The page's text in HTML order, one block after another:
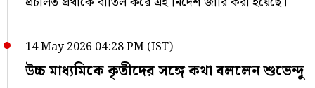
14 May 2026 04:28 PM (IST)
উচ্চ মাধ্যমিকে কৃতীদের সঙ্গে কথা বললেন শুভেন্দু